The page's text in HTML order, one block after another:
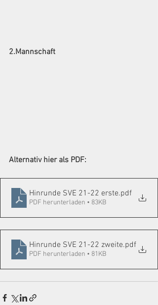
2.Mannschaft
Alternativ hier als PDF:
Hinrunde SVE 21-22 erste.pdf
PDF herunterladen • 83KB
Hinrunde SVE 21-22 zweite.pdf
PDF herunterladen • 81KB